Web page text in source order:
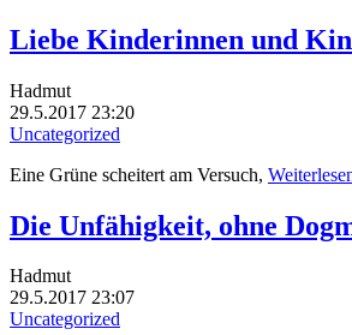
Liebe Kinderinnen und
Hadmut
29.5.2017 23:20
Uncategorized
Eine Grüne scheitert am Versuch,
Die Unfähigkeit, ohne
Hadmut
29.5.2017 23:07
Uncategorized